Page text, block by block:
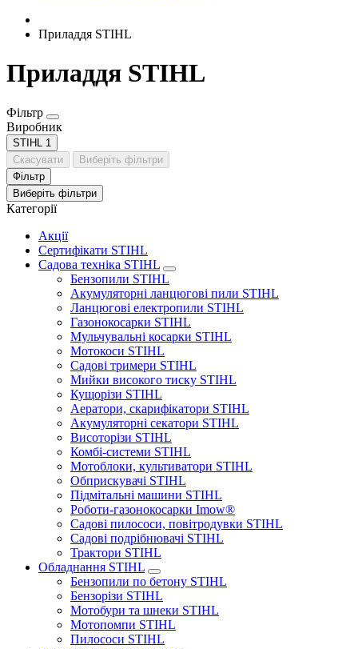
Приладдя STIHL
Приладдя STIHL
Фільтр
Виробник
STIHL
1
Скасувати
Виберіть фільтри
Фільтр
Виберіть фільтри
Категорії
Акції
Сертифікати STIHL
Садова техніка STIHL
Бензопили STIHL
Акумуляторні ланцюгові пили STIHL
Ланцюгові електропили STIHL
Газонокосарки STIHL
Мульчувальні косарки STIHL
Мотокоси STIHL
Садові тримери STIHL
Мийки високого тиску STIHL
Кущорізи STIHL
Аератори, скарифікатори STIHL
Акумуляторні секатори STIHL
Висоторізи STIHL
Комбі-системи STIHL
Мотоблоки, культиватори STIHL
Обприскувачі STIHL
Підмітальні машини STIHL
Роботи-газонокосарки Imow®
Садові пилососи, повітродувки STIHL
Садові подрібнювачі STIHL
Трактори STIHL
Обладнання STIHL
Бензопили по бетону STIHL
Бензорізи STIHL
Мотобури та шнеки STIHL
Мотопомпи STIHL
Пилососи STIHL